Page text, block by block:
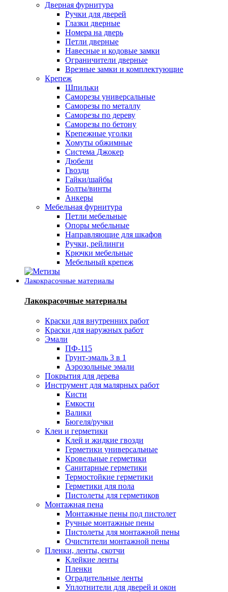
Дверная фурнитура
Ручки для дверей
Глазки дверные
Номера на дверь
Петли дверные
Навесные и кодовые замки
Ограничители дверные
Врезные замки и комплектующие
Крепеж
Шпильки
Саморезы универсальные
Саморезы по металлу
Саморезы по дереву
Саморезы по бетону
Крепежные уголки
Хомуты обжимные
Система Джокер
Дюбели
Гвозди
Гайки/шайбы
Болты/винты
Анкеры
Мебельная фурнитура
Петли мебельные
Опоры мебельные
Направляющие для шкафов
Ручки, рейлинги
Крючки мебельные
Мебельный крепеж
Лакокрасочные материалы
Лакокрасочные материалы
Краски для внутренних работ
Краски для наружных работ
Эмали
ПФ-115
Грунт-эмаль 3 в 1
Аэрозольные эмали
Покрытия для дерева
Инструмент для малярных работ
Кисти
Емкости
Валики
Бюгеля/ручки
Клеи и герметики
Клей и жидкие гвозди
Герметики универсальные
Кровельные герметики
Санитарные герметики
Термостойкие герметики
Герметики для пола
Пистолеты для герметиков
Монтажная пена
Монтажные пены под пистолет
Ручные монтажные пены
Пистолеты для монтажной пены
Очистители монтажной пены
Пленки, ленты, скотчи
Клейкие ленты
Пленки
Оградительные ленты
Уплотнители для дверей и окон